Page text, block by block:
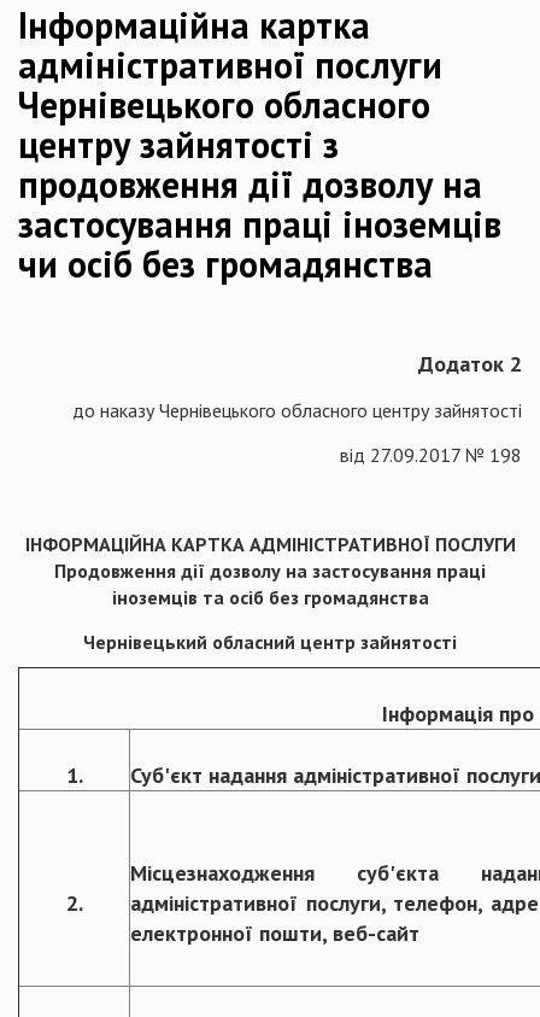
Інформаційна картка
адміністративної послуги
Чернівецького обласного
центру зайнятості з
продовження дії дозволу на
застосування праці іноземців
чи осіб без громадянства
Додаток 2
до наказу Чернівецького обласного центру зайнятості
від 27.09.2017 № 198
ІНФОРМАЦІЙНА КАРТКА АДМІНІСТРАТИВНОЇ ПОСЛУГИ
Продовження дії дозволу на застосування праці
іноземців та осіб без громадянства
Чернівецький обласний центр зайнятості
Інформація про
1. Суб'єкт надання адміністративної послуги
2.
Місцезнаходження суб'єкта
адміністративної послуги, телефон,
електронної пошти, веб-сайт